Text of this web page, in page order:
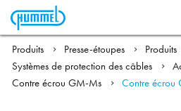
Produits Presse-étoupes
Produits
Systèmes de protection des câbles
Contre écrou GM-Ms
Contre écrou